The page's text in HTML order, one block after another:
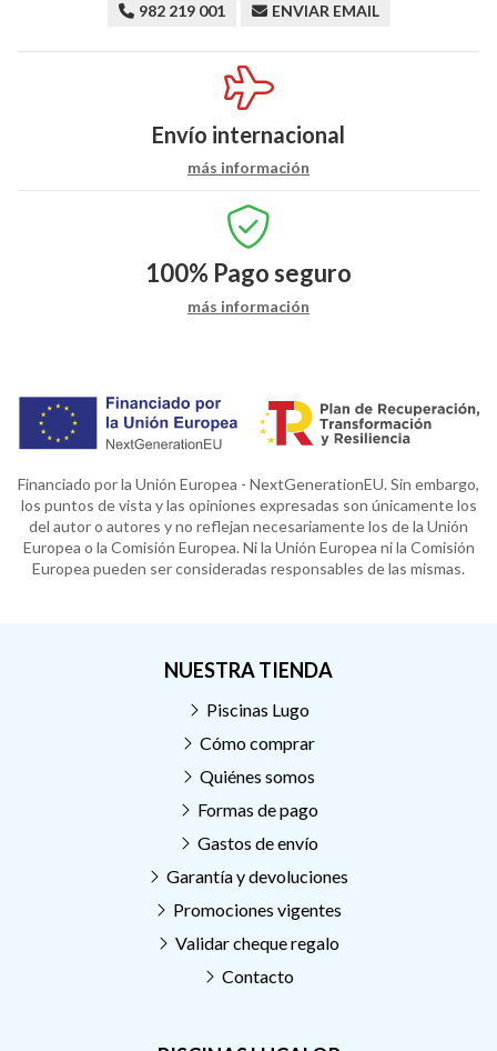
982 219 001 ENVIAR EMAIL
Envío internacional
más información
100% Pago seguro
más información
Financiado por la Unión Europea - NextGenerationEU. Sin embargo,
los puntos de vista y las opiniones expresadas son únicamente los
del autor o autores y no reflejan necesariamente los de la Unión
Europea o la Comisión Europea. Ni la Unión Europea ni la Comisión
Europea pueden ser consideradas responsables de las mismas.
NUESTRA TIENDA
Piscinas Lugo
Cómo comprar
Quiénes somos
Formas de pago
Gastos de envío
Garantía y devoluciones
Promociones vigentes
Validar cheque regalo
Contacto